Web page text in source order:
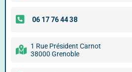
1 Rue Président Carnot
38000 Grenoble